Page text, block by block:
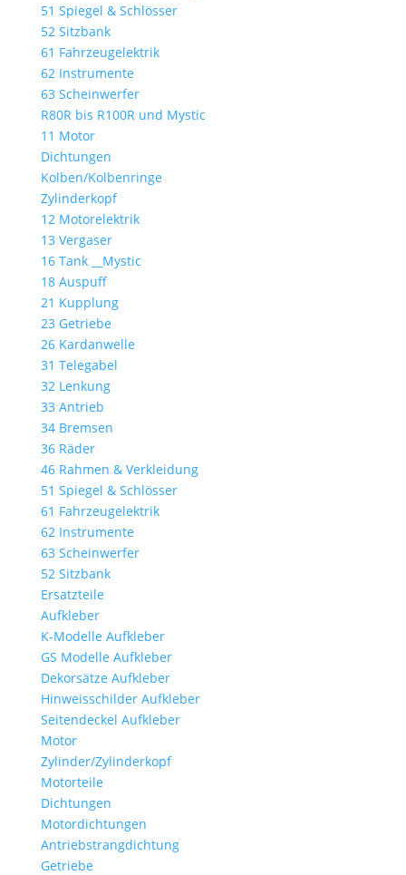
51 Spiegel & Schlösser
52 Sitzbank
61 Fahrzeugelektrik
62 Instrumente
63 Scheinwerfer
R80R bis R100R und Mystic
11 Motor
Dichtungen
Kolben/Kolbenringe
Zylinderkopf
12 Motorelektrik
13 Vergaser
16 Tank __Mystic
18 Auspuff
21 Kupplung
23 Getriebe
26 Kardanwelle
31 Telegabel
32 Lenkung
33 Antrieb
34 Bremsen
36 Räder
46 Rahmen & Verkleidung
51 Spiegel & Schlösser
61 Fahrzeugelektrik
62 Instrumente
63 Scheinwerfer
52 Sitzbank
Ersatzteile
Aufkleber
K-Modelle Aufkleber
GS Modelle Aufkleber
Dekorsätze Aufkleber
Hinweisschilder Aufkleber
Seitendeckel Aufkleber
Motor
Zylinder/Zylinderkopf
Motorteile
Dichtungen
Motordichtungen
Antriebstrangdichtung
Getriebe